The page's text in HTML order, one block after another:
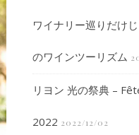
ワイナリー巡りだけ
のワインツーリズム
リヨン 光の祭典 –
2022 2022/12/02